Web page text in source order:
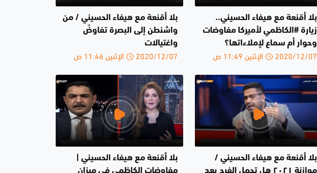
بلا أقنعة مع هيفاء الحسيني..
زيارة #الكاظمي لأميركا مفاوضات
وحوار أم سماع لإملاءاتها؟
2020/12/07 الإثنين 11:49 ص
بلا أقنعة مع هيفاء الحسيني / من
واشنطن إلى البصرة تفاوضٌ
واغتيالات
2020/12/07 الإثنين 11:46 ص
بلا أقنعة مع هيفاء الحسيني /
موازنة ٢٠٢١ هل تحمل الفرج بعد
بلا أقنعة مع هيفاء الحسيني |
مفاوضات الكاظمي في ميزان